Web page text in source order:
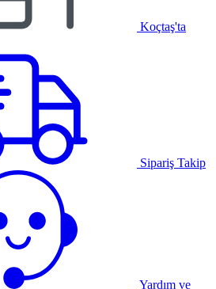
Koçtaş'ta
Sipariş Takip
Yardım ve